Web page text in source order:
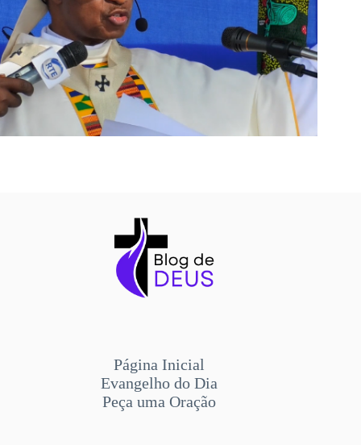
Página Inicial
Evangelho do Dia
Peça uma Oração